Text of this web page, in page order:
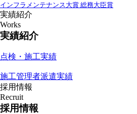
インフラメンテナンス大賞 総務大臣賞
実績紹介
Works
実績紹介
点検・施工実績
施工管理者派遣実績
採用情報
Recruit
採用情報